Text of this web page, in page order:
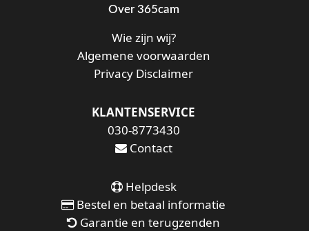
Over 365cam
Wie zijn wij?
Algemene voorwaarden
Privacy Disclaimer
KLANTENSERVICE
030-8773430
Contact
Helpdesk
Bestel en betaal informatie
Garantie en terugzenden